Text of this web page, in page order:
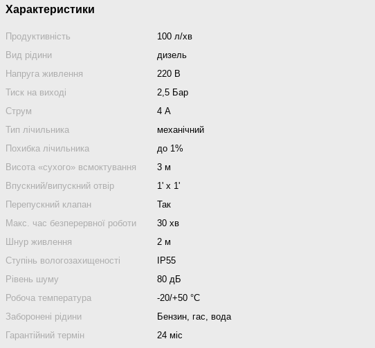
Характеристики
Продуктивність
100 л/хв
Вид рідини
дизель
Напруга живлення
220 В
Тиск на виході
2,5 Бар
Струм
4 А
Тип лічильника
механічний
Похибка лічильника
до 1%
Висота «сухого» всмоктування
3 м
Впускний/випускний отвір
1' x 1'
Перепускний клапан
Так
Макс. час безперервної роботи
30 хв
Шнур живлення
2 м
Ступінь вологозахищеності
IP55
Рівень шуму
80 дБ
Робоча температура
-20/+50 °С
Заборонені рідини
Бензин, гас, вода
Гарантійний термін
24 міс